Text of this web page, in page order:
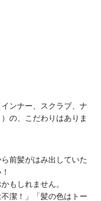
ンナー、スクラブ、ナ
の、こだわりはありま
前髪がはみ出していた
もしれません。
潔！」「髪の色はトー